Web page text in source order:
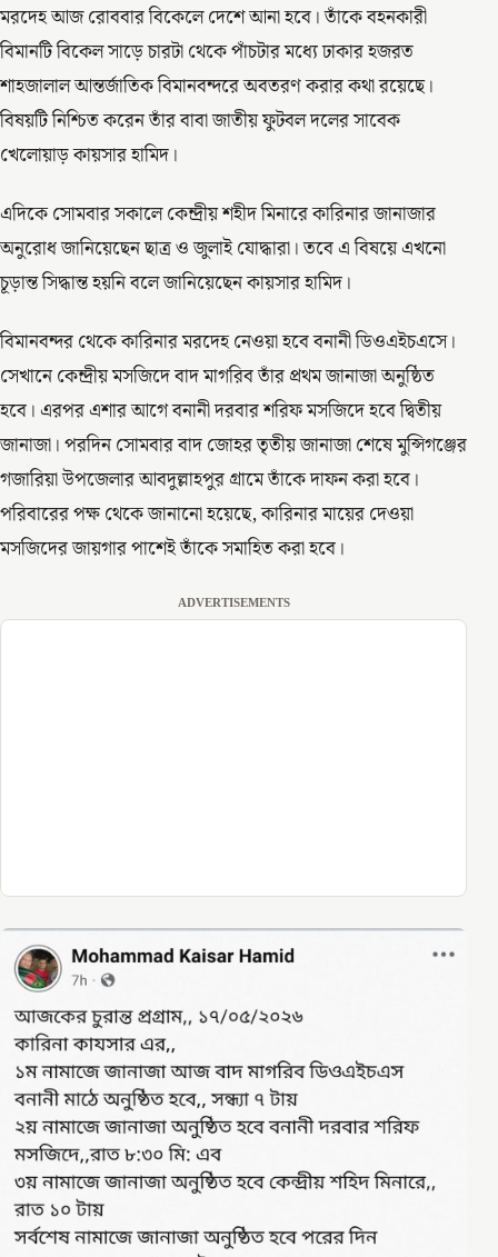
মরদেহ আজ রোববার বিকেলে দেশে আনা হবে। তাঁকে বহনকারী
বিমানটি বিকেল সাড়ে চারটা থেকে পাঁচটার মধ্যে ঢাকার হজরত
শাহজালাল আন্তর্জাতিক বিমানবন্দরে অবতরণ করার কথা রয়েছে।
বিষয়টি নিশ্চিত করেন তাঁর বাবা জাতীয় ফুটবল দলের সাবেক
খেলোয়াড় কায়সার হামিদ।
এদিকে সোমবার সকালে কেন্দ্রীয় শহীদ মিনারে কারিনার জানাজার
অনুরোধ জানিয়েছেন ছাত্র ও জুলাই যোদ্ধারা। তবে এ বিষয়ে এখনো
চূড়ান্ত সিদ্ধান্ত হয়নি বলে জানিয়েছেন কায়সার হামিদ।
বিমানবন্দর থেকে কারিনার মরদেহ নেওয়া হবে বনানী ডিওএইচএসে।
সেখানে কেন্দ্রীয় মসজিদে বাদ মাগরিব তাঁর প্রথম জানাজা অনুষ্ঠিত
হবে। এরপর এশার আগে বনানী দরবার শরিফ মসজিদে হবে দ্বিতীয়
জানাজা। পরদিন সোমবার বাদ জোহর তৃতীয় জানাজা শেষে মুন্সিগঞ্জের
গজারিয়া উপজেলার আবদুল্লাহপুর গ্রামে তাঁকে দাফন করা হবে।
পরিবারের পক্ষ থেকে জানানো হয়েছে, কারিনার মায়ের দেওয়া
মসজিদের জায়গার পাশেই তাঁকে সমাহিত করা হবে।
ADVERTISEMENTS